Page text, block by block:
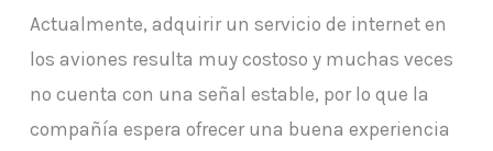
Actualmente, adquirir un servicio de internet en
los aviones resulta muy costoso y muchas veces
no cuenta con una señal estable, por lo que la
compañía espera ofrecer una buena experiencia